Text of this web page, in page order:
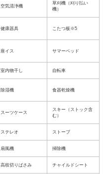
空気清浄機
草刈機（刈り払い
機）
健康器具 こたつ板※5
座イス サマーベッド
室内物干し 自転車
除湿機 食器乾燥機
スーツケース
スキー（ストック含
む）
ステレオ ストーブ
扇風機 掃除機
高枝切りばさみ チャイルドシート